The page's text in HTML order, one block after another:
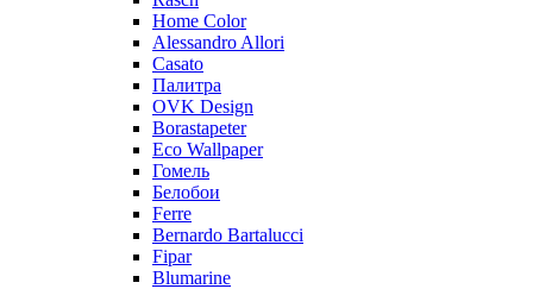
Home Color
Alessandro Allori
Casato
Палитра
OVK Design
Borastapeter
Eco Wallpaper
Гомель
Белобои
Ferre
Bernardo Bartalucci
Fipar
Blumarine